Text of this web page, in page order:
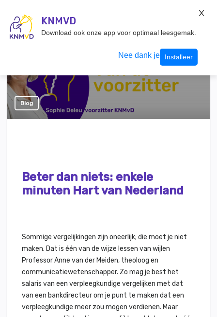
Inloggen
Blog
Beter dan niets: enkele
minuten Hart van Nederland
Sommige vergelijkingen zijn oneerlijk; die moet je niet
maken. Dat is één van de wijze lessen van wijlen
Professor Anne van der Meiden, theoloog en
communicatiewetenschapper. Zo mag je best het
salaris van een verpleegkundige vergelijken met dat
van een bankdirecteur om je punt te maken dat een
verpleegkundige meer zou mogen verdienen. Maar
KNMVD
Download ook onze app voor optimaal leesgemak.
Nee dank je Installeer
X